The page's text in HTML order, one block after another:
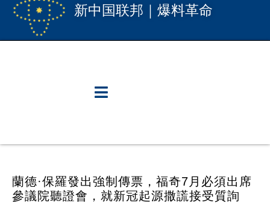
新中国联邦｜爆料革命
蘭德·保羅發出強制傳票，福奇7月必須出席
參議院聽證會，就新冠起源撒謊接受質詢